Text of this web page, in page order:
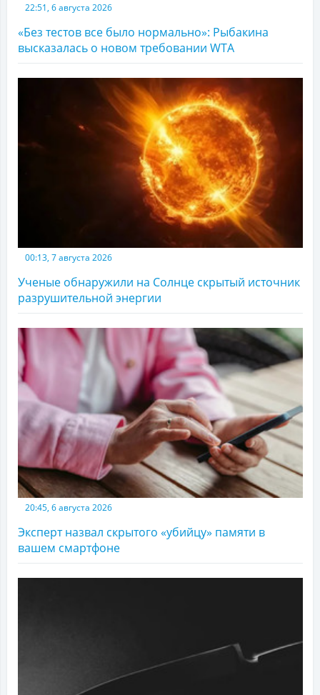
22:51, 6 августа 2026
«Без тестов все было нормально»: Рыбакина
высказалась о новом требовании WTA
00:13, 7 августа 2026
Ученые обнаружили на Солнце скрытый источник
разрушительной энергии
20:45, 6 августа 2026
Эксперт назвал скрытого «убийцу» памяти в
вашем смартфоне